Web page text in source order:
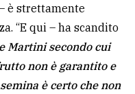
è strettamente
“E qui – ha scandito
Martini secondo cui
non è garantito e
è certo che non